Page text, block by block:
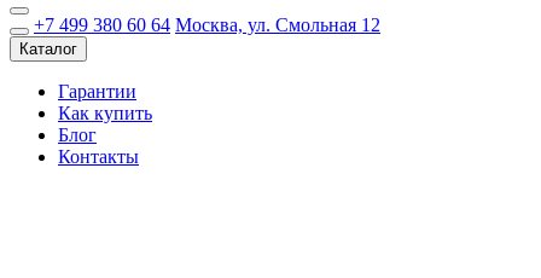
+7 499 380 60 64 Москва, ул. Смольная 12
Каталог
Гарантии
Как купить
Блог
Контакты